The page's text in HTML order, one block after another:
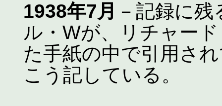
1938年7月 －記録に
ル・Wが、リチャー
た手紙の中で引用さ
こう記している。